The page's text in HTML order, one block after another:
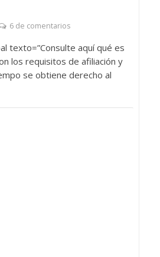
6 de comentarios
texto=”Consulte aquí qué es
los requisitos de afiliación y
se obtiene derecho al